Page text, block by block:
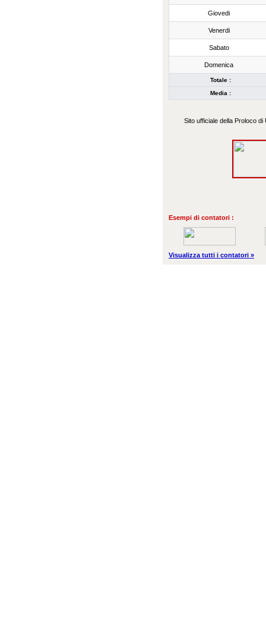
Giovedi
Venerdi
Sabato
Domenica
Totale :
Media :
Sito ufficiale della Proloco
Esempi di contatori :
Visualizza tutti i contatori »